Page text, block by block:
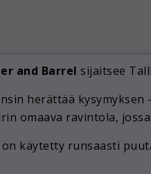
and Barrel sijaitsee
herättää kysymyksen
omaava ravintola,
on käytetty runsaasti